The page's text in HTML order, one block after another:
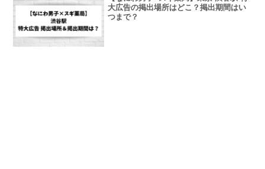
大広告の掲出場所はどこ？掲出期間はい
つまで？